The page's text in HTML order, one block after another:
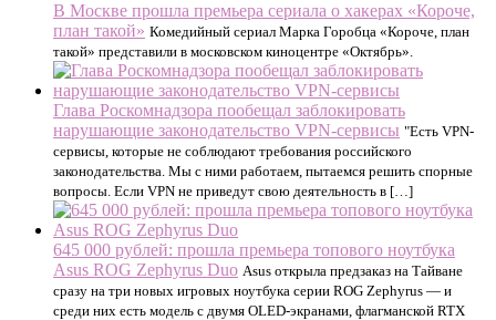
В Москве прошла премьера сериала о хакерах «Короче,
план такой» Комедийный сериал Марка Горобца «Короче, план
такой» представили в московском киноцентре «Октябрь».
Глава Роскомнадзора пообещал заблокировать
нарушающие законодательство VPN-сервисы "Есть VPN-
сервисы, которые не соблюдают требования российского
законодательства. Мы с ними работаем, пытаемся решить спорные
вопросы. Если VPN не приведут свою деятельность в […]
645 000 рублей: прошла премьера топового ноутбука
Asus ROG Zephyrus Duo Asus открыла предзаказ на Тайване
сразу на три новых игровых ноутбука серии ROG Zephyrus — и
среди них есть модель с двумя OLED-экранами, флагманской RTX